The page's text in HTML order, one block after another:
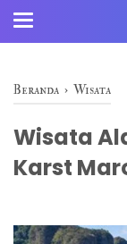
Beranda › Wisata
Wisata
Karst